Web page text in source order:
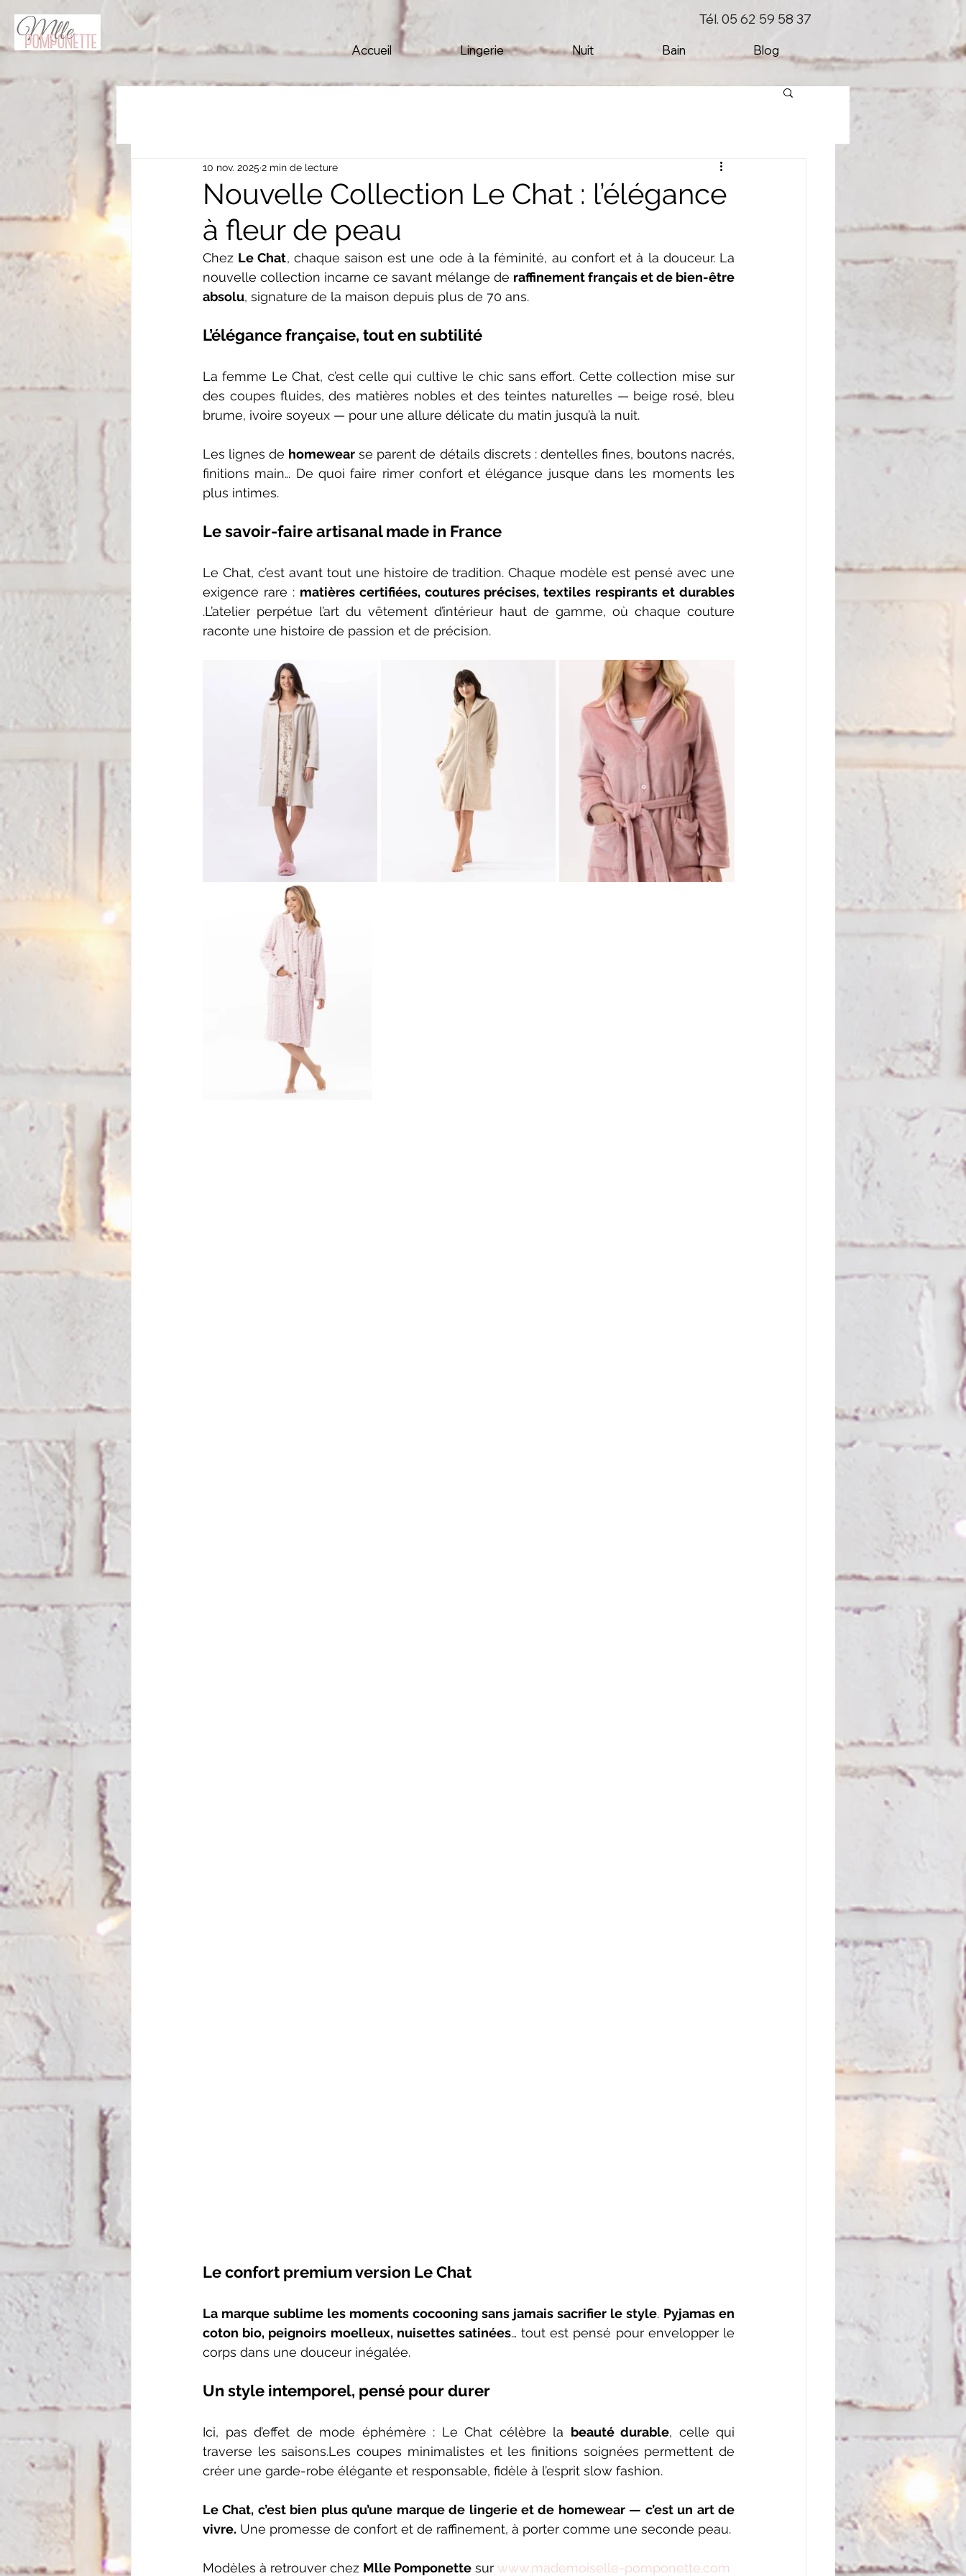
Accueil Lingerie Nuit Bain Blog
Tél. 05 62 59 58 37
Nouvelle Collection Le Chat : l’élégance
à fleur de peau
10 nov. 2025 2 min de lecture
Chez Le Chat, chaque saison est une ode à la féminité, au confort et à la douceur. La
nouvelle collection incarne ce savant mélange de raffinement français et de bien-être
absolu, signature de la maison depuis plus de 70 ans.
L’élégance française, tout en subtilité
La femme Le Chat, c’est celle qui cultive le chic sans effort. Cette collection mise sur
des coupes fluides, des matières nobles et des teintes naturelles — beige rosé, bleu
brume, ivoire soyeux — pour une allure délicate du matin jusqu’à la nuit.
Les lignes de homewear se parent de détails discrets : dentelles fines, boutons nacrés,
finitions main… De quoi faire rimer confort et élégance jusque dans les moments les
plus intimes.
Le savoir-faire artisanal made in France
Le Chat, c’est avant tout une histoire de tradition. Chaque modèle est pensé avec une
exigence rare :
.L’atelier perpétue l’art du vêtement d’intérieur haut de gamme, où chaque couture
raconte une histoire de passion et de précision.
Le confort premium version Le Chat
La marque sublime les moments cocooning sans jamais sacrifier le style. Pyjamas en
coton bio, peignoirs moelleux, nuisettes satinées… tout est pensé pour envelopper le
corps dans une douceur inégalée.
Un style intemporel, pensé pour durer
Ici, pas d’effet de mode éphémère : Le Chat célèbre la beauté durable, celle qui
traverse les saisons.Les coupes minimalistes et les finitions soignées permettent de
créer une garde-robe élégante et responsable, fidèle à l’esprit slow fashion.
Le Chat, c’est bien plus qu’une marque de lingerie et de homewear — c’est un art de
vivre. Une promesse de confort et de raffinement, à porter comme une seconde peau.
Modèles à retrouver chez Mlle Pomponette sur www.mademoiselle-pomponette.com